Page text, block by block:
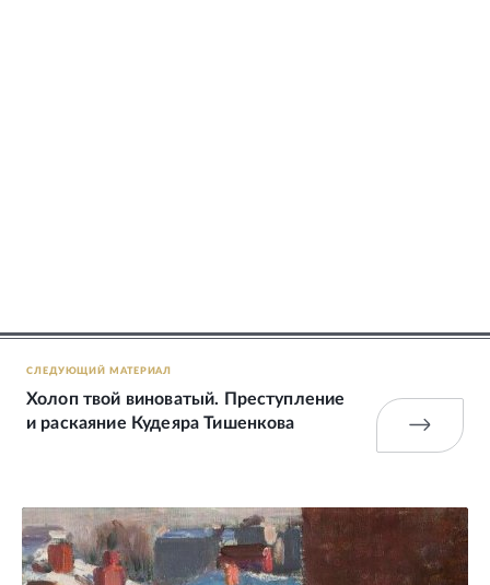
СЛЕДУЮЩИЙ МАТЕРИАЛ
Холоп твой виноватый. Преступление
и раскаяние Кудеяра Тишенкова